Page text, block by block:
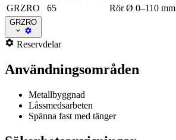
GRZRO
65 Rör Ø 0–110 mm
GRZRO
Reservdelar
Användningsområden
Metallbyggnad
Låssmedsarbeten
Spänna fast med tänger